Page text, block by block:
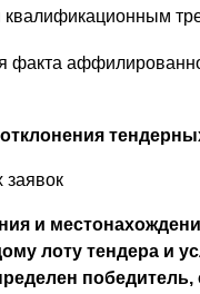
факта
заявок
и
лоту тендера и
победитель,